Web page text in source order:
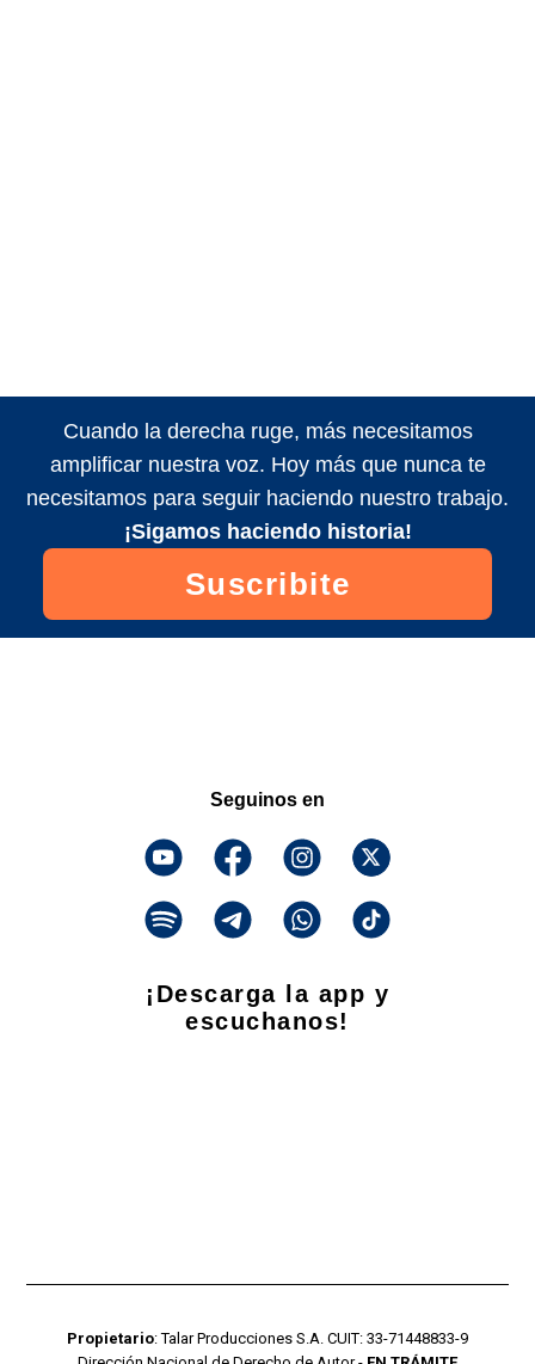
Cuando la derecha ruge, más necesitamos
amplificar nuestra voz. Hoy más que nunca te
necesitamos para seguir haciendo nuestro trabajo.
¡Sigamos haciendo historia!
Suscribite
Seguinos en
¡Descarga la app y
escuchanos!
Propietario: Talar Producciones S.A. CUIT: 33-71448833-9